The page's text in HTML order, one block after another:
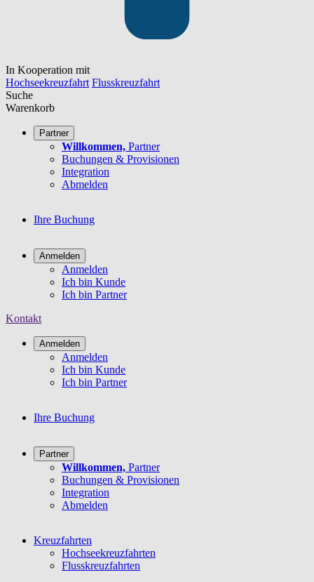
In Kooperation mit
Hochseekreuzfahrt Flusskreuzfahrt
Suche
Warenkorb
Partner
Willkommen, Partner
Buchungen & Provisionen
Integration
Abmelden
Ihre Buchung
Anmelden
Anmelden
Ich bin Kunde
Ich bin Partner
Kontakt
Anmelden
Anmelden
Ich bin Kunde
Ich bin Partner
Ihre Buchung
Partner
Willkommen, Partner
Buchungen & Provisionen
Integration
Abmelden
Kreuzfahrten
Hochseekreuzfahrten
Flusskreuzfahrten